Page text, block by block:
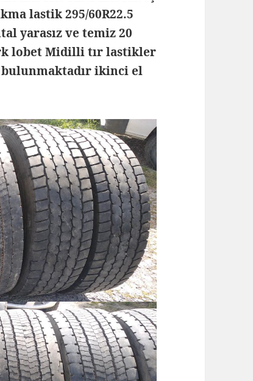
lastik 295/60R22.5
yarasız ve temiz 20
lobet Midilli tır lastikler
bulunmaktadır ikinci el